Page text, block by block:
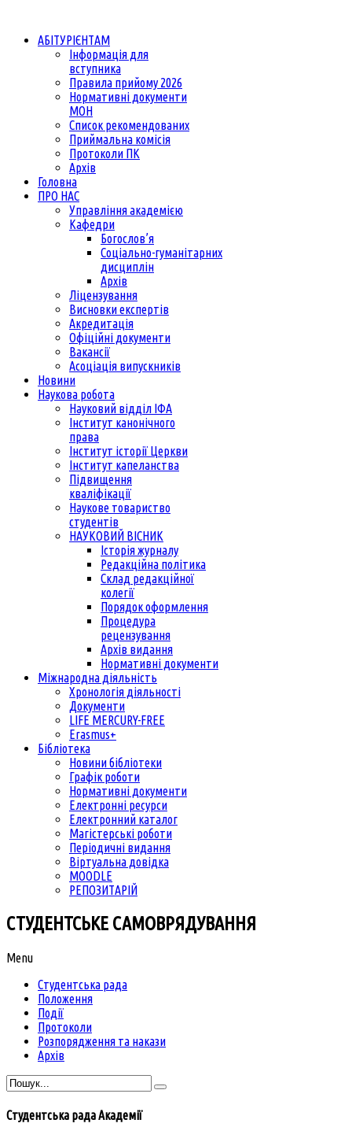
АБІТУРІЄНТАМ
Інформація для
вступника
Правила прийому 2026
Нормативні документи
МОН
Список рекомендованих
Приймальна комісія
Протоколи ПК
Архів
Головна
ПРО НАС
Управління академією
Кафедри
Богослов’я
Соціально-гуманітарних
дисциплін
Архів
Ліцензування
Висновки експертів
Акредитація
Офіційні документи
Вакансії
Асоціація випускників
Новини
Наукова робота
Науковий відділ ІФА
Інститут канонічного
права
Інститут історії Церкви
Інститут капеланства
Підвищення
кваліфікації
Наукове товариство
студентів
НАУКОВИЙ ВІСНИК
Історія журналу
Редакційна політика
Склад редакційної
колегії
Порядок оформлення
Процедура
рецензування
Архів видання
Нормативні документи
Міжнародна діяльність
Хронологія діяльності
Документи
LIFE MERCURY-FREE
Erasmus+
Бібліотека
Новини бібліотеки
Графік роботи
Нормативні документи
Електронні ресурси
Електронний каталог
Магістерські роботи
Періодичні видання
Віртуальна довідка
MOODLE
РЕПОЗИТАРІЙ
СТУДЕНТСЬКЕ САМОВРЯДУВАННЯ
Menu
Студентська рада
Положення
Події
Протоколи
Розпорядження та накази
Архів
Студентська рада Академії